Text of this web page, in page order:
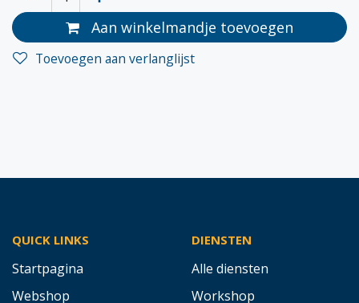
Aan winkelmandje toevoegen
Toevoegen aan verlanglijst
QUICK LINKS
Startpagina
Webshop
DIENSTEN
Alle diensten
Workshop